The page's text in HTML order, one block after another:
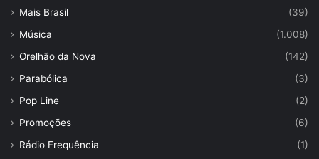
Mais Brasil
(39)
Música
(1.008)
Orelhão da Nova
(142)
Parabólica
(3)
Pop Line
(2)
Promoções
(6)
Rádio Frequência
(1)